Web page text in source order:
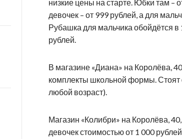
низкие цены на старте. Юбки там –
девочек – от 999 рублей, а для
Рубашка для мальчика обойдётся в
рублей.
В магазине «Диана» на Королёва,
комплекты школьной формы.
любой возраст).
Магазин «Колибри» на Королёва, 40,
девочек стоимостью от 1 000